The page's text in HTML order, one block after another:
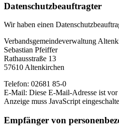
Datenschutz­beauftragter
Wir haben einen
Verbandsgemeindeverwaltung
Sebastian Pfeiffer
Rathausstraße 13
57610 Altenkirchen
Telefon: 02681 85-0
E-Mail: Diese E-Mail-Adresse ist
Anzeige muss JavaScript
Empfänger von